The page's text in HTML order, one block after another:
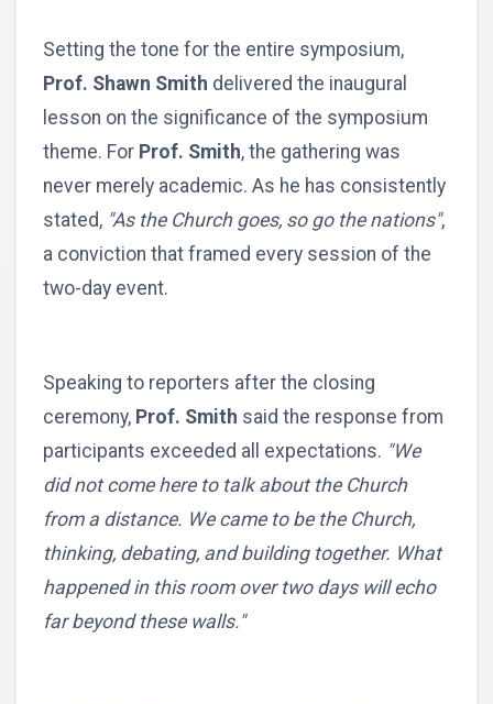
Setting the tone for the entire symposium,
Prof. Shawn Smith delivered the inaugural
lesson on the significance of the symposium
theme. For Prof. Smith, the gathering was
never merely academic. As he has consistently
stated, "As the Church goes, so go the nations",
a conviction that framed every session of the
two-day event.
Speaking to reporters after the closing
ceremony, Prof. Smith said the response from
participants exceeded all expectations. "We
did not come here to talk about the Church
from a distance. We came to be the Church,
thinking, debating, and building together. What
happened in this room over two days will echo
far beyond these walls."